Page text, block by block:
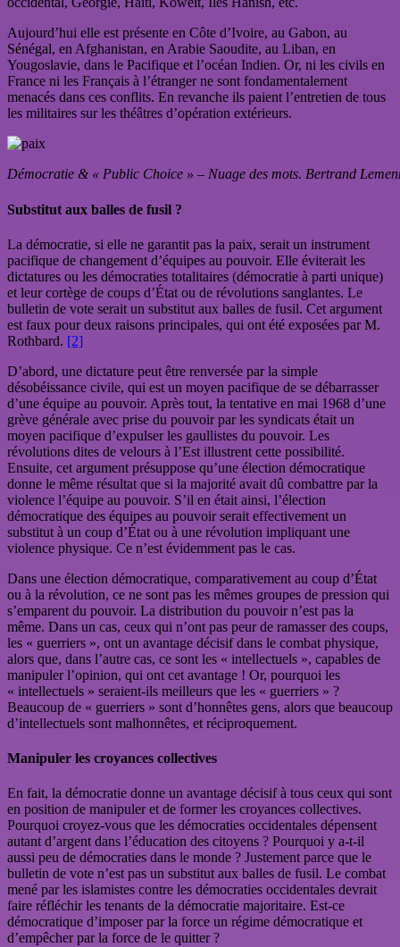
Aujourd’hui elle est présente en Côte d’Ivoire, au Gabon, au
Sénégal, en Afghanistan, en Arabie Saoudite, au Liban, en
Yougoslavie, dans le Pacifique et l’océan Indien. Or, ni les civils en
France ni les Français à l’étranger ne sont fondamentalement
menacés dans ces conflits. En revanche ils paient l’entretien de tous
les militaires sur les théâtres d’opération extérieurs.
Démocratie & « Public Choice » – Nuage des mots. Bertrand
Substitut aux balles de fusil ?
La démocratie, si elle ne garantit pas la paix, serait un instrument
pacifique de changement d’équipes au pouvoir. Elle éviterait les
dictatures ou les démocraties totalitaires (démocratie à parti unique)
et leur cortège de coups d’État ou de révolutions sanglantes. Le
bulletin de vote serait un substitut aux balles de fusil. Cet argument
est faux pour deux raisons principales, qui ont été exposées par M.
Rothbard. [2]
D’abord, une dictature peut être renversée par la simple
désobéissance civile, qui est un moyen pacifique de se débarrasser
d’une équipe au pouvoir. Après tout, la tentative en mai 1968 d’une
grève générale avec prise du pouvoir par les syndicats était un
moyen pacifique d’expulser les gaullistes du pouvoir. Les
révolutions dites de velours à l’Est illustrent cette possibilité.
Ensuite, cet argument présuppose qu’une élection démocratique
donne le même résultat que si la majorité avait dû combattre par la
violence l’équipe au pouvoir. S’il en était ainsi, l’élection
démocratique des équipes au pouvoir serait effectivement un
substitut à un coup d’État ou à une révolution impliquant une
violence physique. Ce n’est évidemment pas le cas.
Dans une élection démocratique, comparativement au coup d’État
ou à la révolution, ce ne sont pas les mêmes groupes de pression qui
s’emparent du pouvoir. La distribution du pouvoir n’est pas la
même. Dans un cas, ceux qui n’ont pas peur de ramasser des coups,
les « guerriers », ont un avantage décisif dans le combat physique,
alors que, dans l’autre cas, ce sont les « intellectuels », capables de
manipuler l’opinion, qui ont cet avantage ! Or, pourquoi les
« intellectuels » seraient-ils meilleurs que les « guerriers » ?
Beaucoup de « guerriers » sont d’honnêtes gens, alors que beaucoup
d’intellectuels sont malhonnêtes, et réciproquement.
Manipuler les croyances collectives
En fait, la démocratie donne un avantage décisif à tous ceux qui sont
en position de manipuler et de former les croyances collectives.
Pourquoi croyez-vous que les démocraties occidentales dépensent
autant d’argent dans l’éducation des citoyens ? Pourquoi y a-t-il
aussi peu de démocraties dans le monde ? Justement parce que le
bulletin de vote n’est pas un substitut aux balles de fusil. Le combat
mené par les islamistes contre les démocraties occidentales devrait
faire réfléchir les tenants de la démocratie majoritaire. Est-ce
démocratique d’imposer par la force un régime démocratique et
d’empêcher par la force de le quitter ?